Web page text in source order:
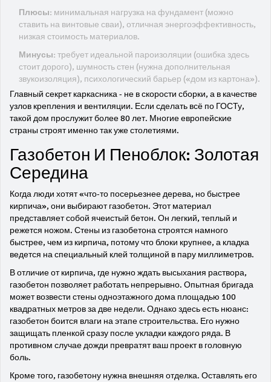
Плюсы: минимальная нагрузка на фундамент (можно
ставить на винтовые сваи), отличная энергоэффективность,
низкая стоимость материалов.
Минусы: требует идеальной пароизоляции (ошибка здесь
стоит дорого), шумность стен (нужна дополнительная
звукоизоляция), психологический барьер («дом из картона»).
Главный секрет каркасника - не в скорости сборки, а в качестве
узлов крепления и вентиляции. Если сделать всё по ГОСТу,
такой дом прослужит более 80 лет. Многие европейские
страны строят именно так уже столетиями.
Газобетон И Пеноблок: Золотая
Середина
Когда люди хотят «что-то посерьезнее дерева, но быстрее
кирпича», они выбирают газобетон. Этот материал
представляет собой ячеистый бетон. Он легкий, теплый и
режется ножом. Стены из газобетона строятся намного
быстрее, чем из кирпича, потому что блоки крупнее, а кладка
ведется на специальный клей толщиной в пару миллиметров.
В отличие от кирпича, где нужно ждать высыхания раствора,
газобетон позволяет работать непрерывно. Опытная бригада
может возвести стены одноэтажного дома площадью 100
квадратных метров за две недели. Однако здесь есть нюанс:
газобетон боится влаги на этапе строительства. Его нужно
защищать пленкой сразу после укладки каждого ряда. В
противном случае дожди превратят ваш проект в головную
боль.
Кроме того, газобетону нужна внешняя отделка. Оставлять его